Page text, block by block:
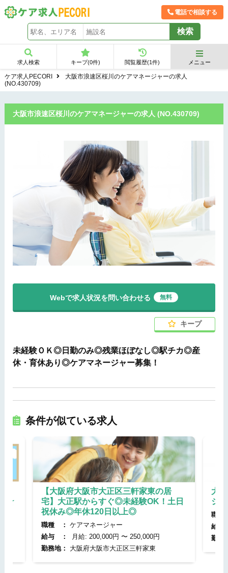
電話で相談する
求人検索 キープ(0件) 閲覧履歴(1件) メニュー
ケア求人PECORI
大阪市浪速区桜川のケアマネージャーの求人
(NO.430709)
大阪市浪速区桜川のケアマネージャーの求人 (NO.430709)
未経験ＯＫ◎日勤のみ◎残業ほぼなし◎駅チカ◎産
休・育休あり◎ケアマネージャー募集！
キープ
Webで求人状況を問い合わせる 無料
条件が似ている求人
☆
【大阪府大阪市大正区三軒家東の居
宅】大正駅からすぐ◎未経験OK！土日
祝休み◎年休120日以上◎
職種 ： ケアマネージャー
給与 ：
月給: 200,000円 〜 250,000円
勤務地：
大阪府大阪市大正区三軒家東
大
ジ
職
給
勤務